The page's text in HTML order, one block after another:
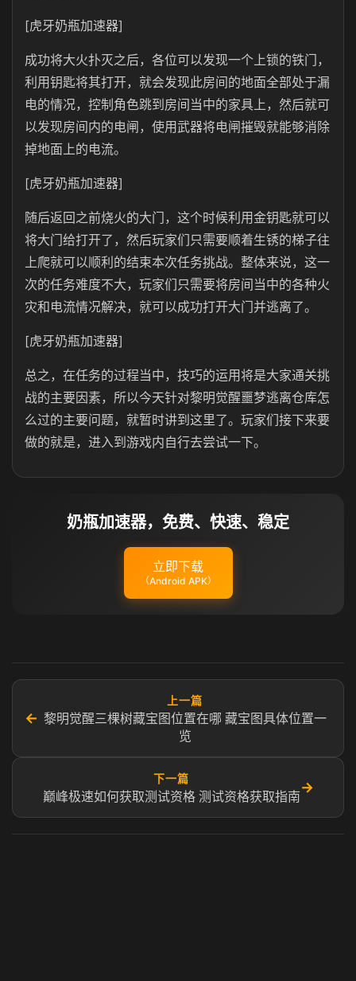
[虎牙奶瓶加速器]
成功将大火扑灭之后，各位可以发现一个上锁的铁门，
利用钥匙将其打开，就会发现此房间的地面全部处于漏
电的情况，控制角色跳到房间当中的家具上，然后就可
以发现房间内的电闸，使用武器将电闸摧毁就能够消除
掉地面上的电流。
[虎牙奶瓶加速器]
随后返回之前烧火的大门，这个时候利用金钥匙就可以
将大门给打开了，然后玩家们只需要顺着生锈的梯子往
上爬就可以顺利的结束本次任务挑战。整体来说，这一
次的任务难度不大，玩家们只需要将房间当中的各种火
灾和电流情况解决，就可以成功打开大门并逃离了。
[虎牙奶瓶加速器]
总之，在任务的过程当中，技巧的运用将是大家通关挑
战的主要因素，所以今天针对黎明觉醒噩梦逃离仓库怎
么过的主要问题，就暂时讲到这里了。玩家们接下来要
做的就是，进入到游戏内自行去尝试一下。
奶瓶加速器，免费、快速、稳定
立即下载
（Android APK）
←
上一篇
黎明觉醒三棵树藏宝图位置在哪 藏宝图具体位置一
览
下一篇
巅峰极速如何获取测试资格 测试资格获取指南
→